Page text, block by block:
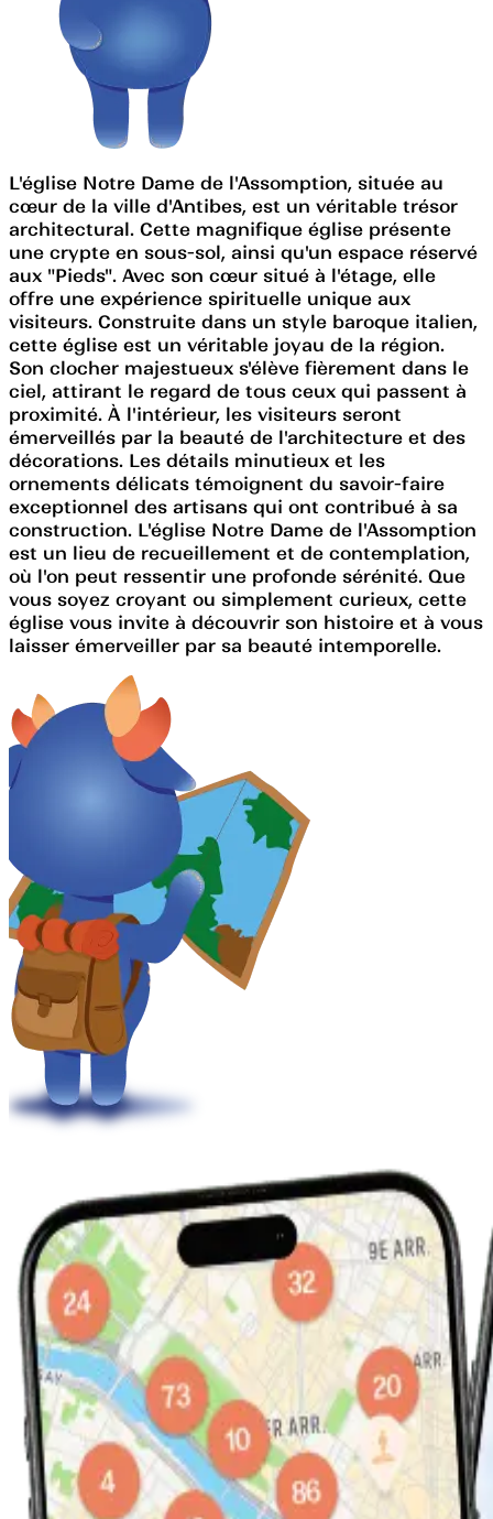
L'église Notre Dame de l'Assomption, située au
cœur de la ville d'Antibes, est un véritable trésor
architectural. Cette magnifique église présente
une crypte en sous-sol, ainsi qu'un espace réservé
aux "Pieds". Avec son cœur situé à l'étage, elle
offre une expérience spirituelle unique aux
visiteurs. Construite dans un style baroque italien,
cette église est un véritable joyau de la région.
Son clocher majestueux s'élève fièrement dans le
ciel, attirant le regard de tous ceux qui passent à
proximité. À l'intérieur, les visiteurs seront
émerveillés par la beauté de l'architecture et des
décorations. Les détails minutieux et les
ornements délicats témoignent du savoir-faire
exceptionnel des artisans qui ont contribué à sa
construction. L'église Notre Dame de l'Assomption
est un lieu de recueillement et de contemplation,
où l'on peut ressentir une profonde sérénité. Que
vous soyez croyant ou simplement curieux, cette
église vous invite à découvrir son histoire et à vous
laisser émerveiller par sa beauté intemporelle.